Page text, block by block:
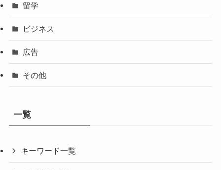
留学
ビジネス
広告
その他
一覧
キーワード一覧